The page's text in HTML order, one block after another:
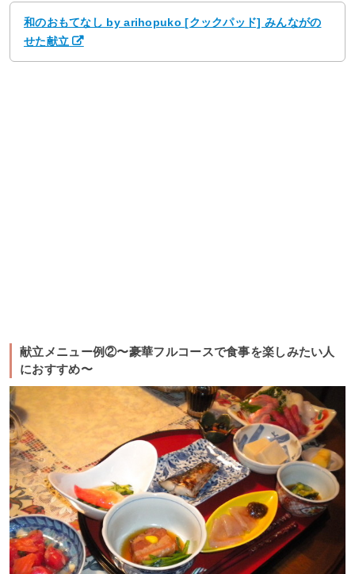
和のおもてなし by arihopuko [クックパッド] みんながの
せた献立
献立メニュー例②〜豪華フルコースで食事を楽しみたい人
におすすめ〜